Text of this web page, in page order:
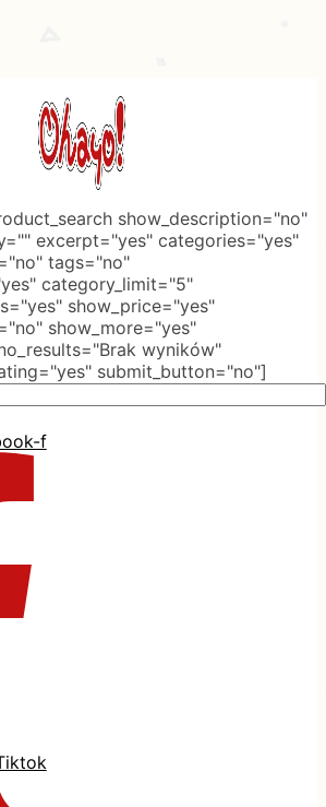
show_description="no"
excerpt="yes" categories="yes"
tags="no"
category_limit="5"
show_price="yes"
show_more="yes"
wyników"
submit_button="no"]
f